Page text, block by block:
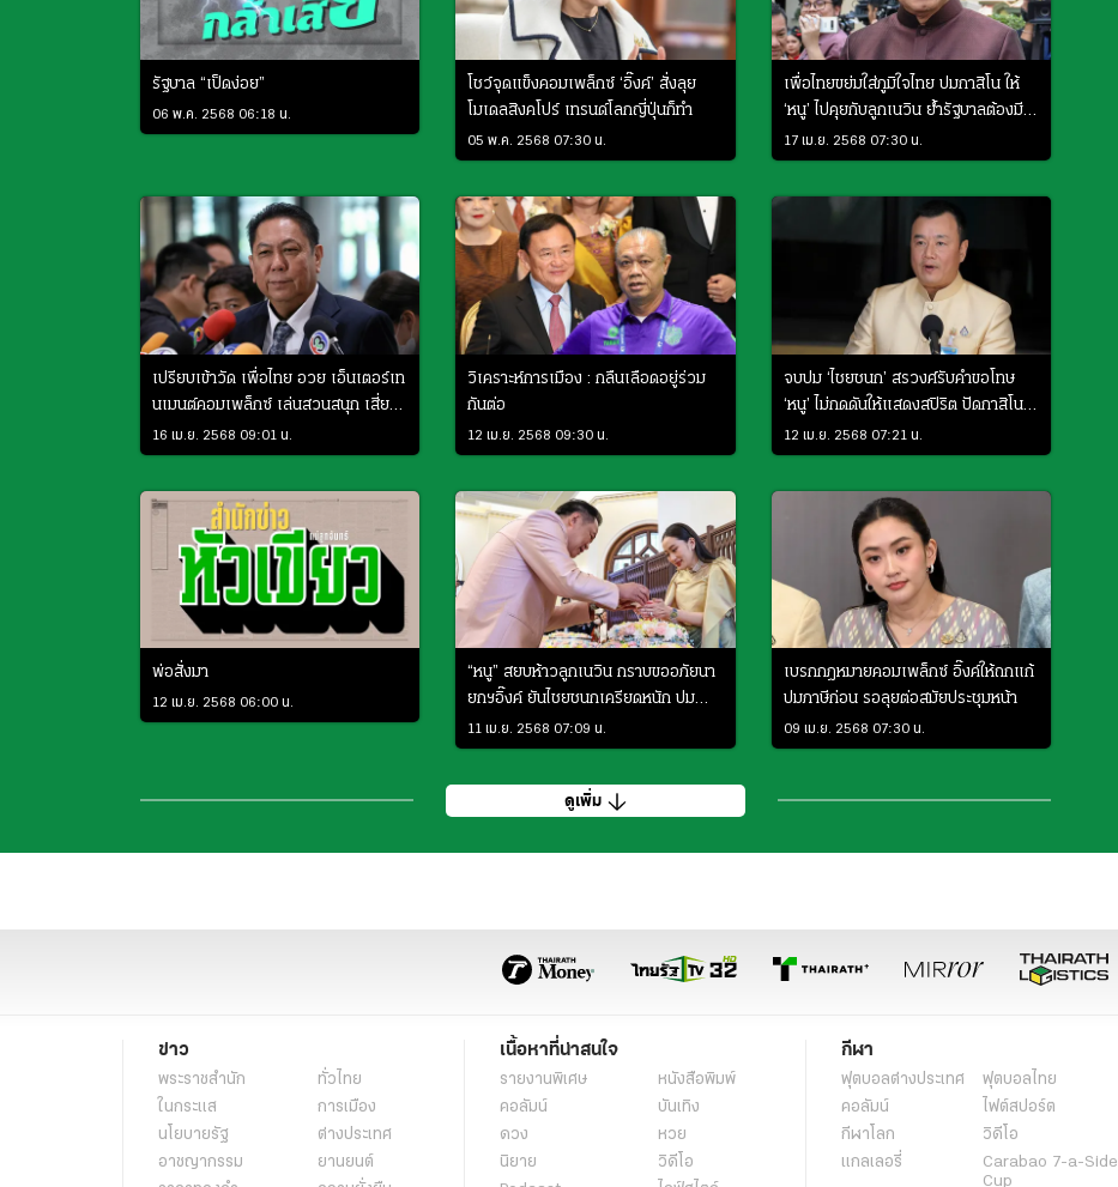
รัฐบาล “เป็ดง่อย”
06 พ.ค. 2568 06:18 น.
โชว์จุดแข็งคอมเพล็กซ์ ‘อิ๊งค์’ สั่งลุย
โมเดลสิงคโปร์ เทรนด์โลกญี่ปุ่นก็ทํา
05 พ.ค. 2568 07:30 น.
เพื่อไทยขย่มใส่ภูมิใจไทย ปมกาสิโน ให้
‘หนู’ ไปคุยกับลูกเนวิน ย้ำรัฐบาลต้องมี
ทิศทางเดียว
17 เม.ย. 2568 07:30 น.
เปรียบเข้าวัด เพื่อไทย อวย เอ็นเตอร์เท
นเมนต์คอมเพล็กซ์ เล่นสวนสนุก เสี่ยง
กาสิโน
16 เม.ย. 2568 09:01 น.
วิเคราะห์การเมือง : กลืนเลือดอยู่ร่วม
กันต่อ
12 เม.ย. 2568 09:30 น.
จบปม ‘ไชยชนก’ สรวงศ์รับคําขอโทษ
‘หนู’ ไม่กดดันให้แสดงสปิริต ปัดกาสิโน
แลกโมโตจีพี
12 เม.ย. 2568 07:21 น.
พ่อสั่งมา
12 เม.ย. 2568 06:00 น.
“หนู” สยบห้าวลูกเนวิน กราบขออภัยนา
ยกฯอิ๊งค์ ยันไชยชนกเครียดหนัก ปม
ประกาศไม่เอากาสิโน
11 เม.ย. 2568 07:09 น.
เบรกกฎหมายคอมเพล็กซ์ อิ๊งค์ให้ถกแก้
ปมภาษีก่อน รอลุยต่อสมัยประชุมหน้า
09 เม.ย. 2568 07:30 น.
ดูเพิ่ม
ข่าว
พระราชสำนัก
ทั่วไทย
ในกระแส
การเมือง
นโยบายรัฐ
ต่างประเทศ
อาชญากรรม
ยานยนต์
เนื้อหาที่น่าสนใจ
รายงานพิเศษ
หนังสือพิมพ์
คอลัมน์
บันเทิง
ดวง
หวย
นิยาย
วิดีโอ
กีฬา
ฟุตบอลต่่างประเทศ
ฟุตบอลไทย
คอลัมน์
ไฟต์สปอร์ต
กีฬาโลก
วิดีโอ
แกลเลอรี่
Carabao 7-a-Side
Cup